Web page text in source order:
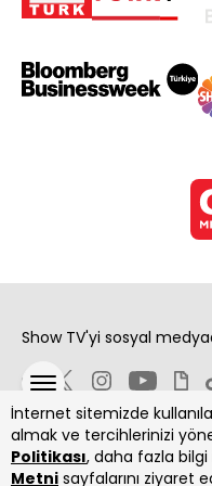
İnternet sitemizde
almak ve tercihlerinizi
Politikası, daha fazla bilgi
Metni sayfalarını ziyaret
Show TV'yi sosyal